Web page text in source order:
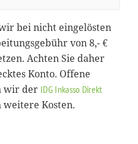
bei nicht eingelösten
von 8,- €
Achten Sie daher
Konto. Offene
wir der IDG Inkasso Direkt
weitere Kosten.